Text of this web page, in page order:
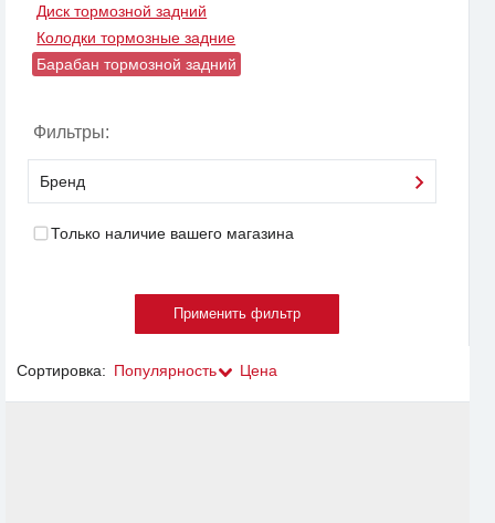
Диск тормозной задний
Колодки тормозные задние
Барабан тормозной задний
Фильтры:
Бренд
Только наличие вашего магазина
Сортировка: Популярность Цена